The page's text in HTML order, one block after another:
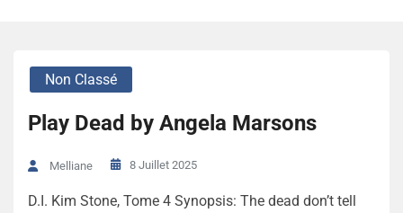
Non Classé
Play Dead by Angela Marsons
Melliane 8 Juillet 2025
D.I. Kim Stone, Tome 4 Synopsis: The dead don’t tell